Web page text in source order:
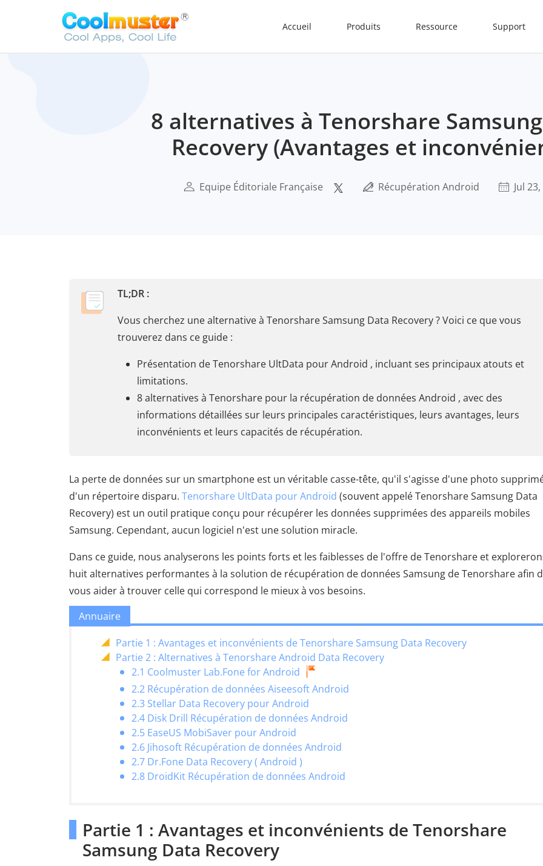
Accueil Produits Ressource Support
8 alternatives à Tenorshare
Recovery (Avantages et
Equipe Éditoriale Française Récupération Android Jul
TL;DR :
Vous cherchez une alternative à Tenorshare Samsung Data Recovery ? Voici ce que vous
trouverez dans ce guide :
Présentation de Tenorshare UltData pour Android , incluant ses principaux atouts et
limitations.
8 alternatives à Tenorshare pour la récupération de données Android , avec des
informations détaillées sur leurs principales caractéristiques, leurs avantages, leurs
inconvénients et leurs capacités de récupération.
La perte de données sur un smartphone est un véritable casse-tête, qu'il s'agisse d'une photo
d'un répertoire disparu. Tenorshare UltData pour Android (souvent appelé Tenorshare Samsung Data
Recovery) est un outil pratique conçu pour récupérer les données supprimées des appareils mobiles
Samsung. Cependant, aucun logiciel n'est une solution miracle.
Dans ce guide, nous analyserons les points forts et les faiblesses de l'offre de Tenorshare et
huit alternatives performantes à la solution de récupération de données Samsung de Tenorshare afin
vous aider à trouver celle qui correspond le mieux à vos besoins.
Annuaire
Partie 1 : Avantages et inconvénients de Tenorshare Samsung Data Recovery
Partie 2 : Alternatives à Tenorshare Android Data Recovery
2.1 Coolmuster Lab.Fone for Android
2.2 Récupération de données Aiseesoft Android
2.3 Stellar Data Recovery pour Android
2.4 Disk Drill Récupération de données Android
2.5 EaseUS MobiSaver pour Android
2.6 Jihosoft Récupération de données Android
2.7 Dr.Fone Data Recovery ( Android )
2.8 DroidKit Récupération de données Android
Partie 1 : Avantages et inconvénients de Tenorshare
Samsung Data Recovery